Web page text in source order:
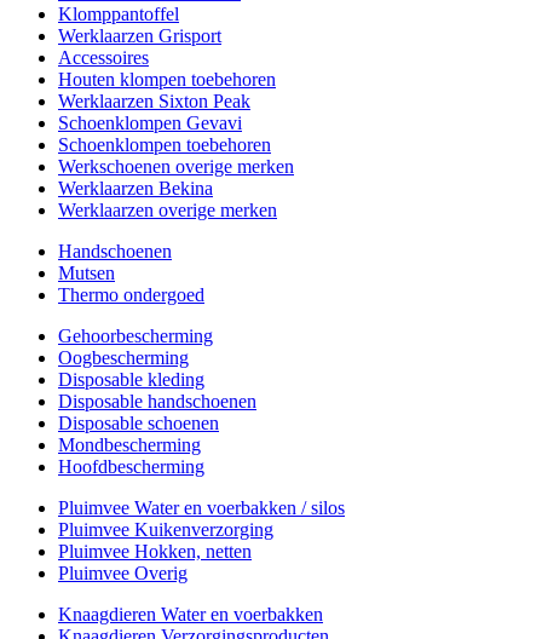
Klomppantoffel
Werklaarzen Grisport
Accessoires
Houten klompen toebehoren
Werklaarzen Sixton Peak
Schoenklompen Gevavi
Schoenklompen toebehoren
Werkschoenen overige merken
Werklaarzen Bekina
Werklaarzen overige merken
Handschoenen
Mutsen
Thermo ondergoed
Gehoorbescherming
Oogbescherming
Disposable kleding
Disposable handschoenen
Disposable schoenen
Mondbescherming
Hoofdbescherming
Pluimvee Water en voerbakken / silos
Pluimvee Kuikenverzorging
Pluimvee Hokken, netten
Pluimvee Overig
Knaagdieren Water en voerbakken